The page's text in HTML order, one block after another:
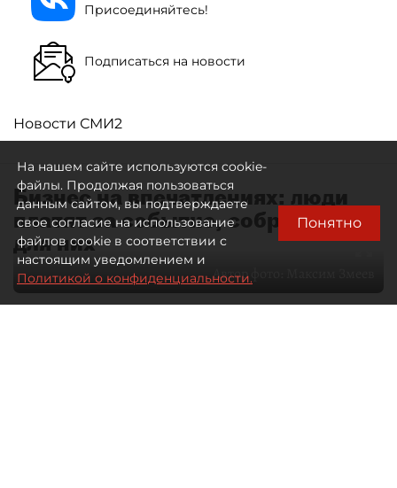
Присоединяйтесь!
Подписаться на новости
Новости СМИ2
Бизнес на впечатлениях: люди
платят за событие, собранное
для них
Автор фото:
На нашем сайте используются cookie-
файлы. Продолжая пользоваться
данным сайтом, вы подтверждаете
свое согласие на использование
файлов cookie в соответствии с
настоящим уведомлением и
Политикой о конфиденциальности.
Понятно